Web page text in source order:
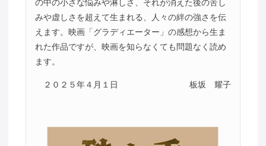
の中の小さな悩みや淋しさ、それが消えた後の苦し
みや虚しさを超えて生まれる、人々の絆の強さを伝
えます。映画「グラディエーター」の感想から生ま
れた作品ですが、映画を知らなくても問題なく読め
ます。
２０２５年４月１日 板坂 耀子